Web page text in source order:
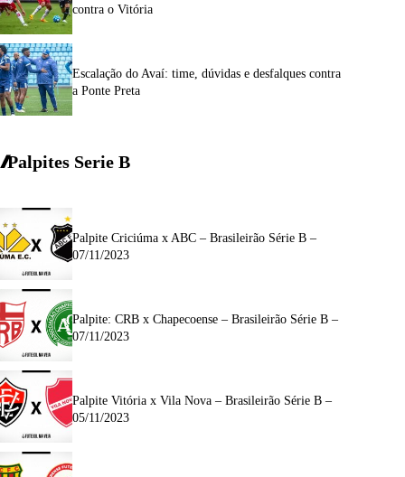
contra o Vitória
Escalação do Avaí: time, dúvidas e desfalques contra
a Ponte Preta
Palpites Serie B
Palpite Criciúma x ABC – Brasileirão Série B –
07/11/2023
Palpite: CRB x Chapecoense – Brasileirão Série B –
07/11/2023
Palpite Vitória x Vila Nova – Brasileirão Série B –
05/11/2023